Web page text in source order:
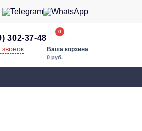
302-37-48
звонок
0
Ваша корзина
0 руб.